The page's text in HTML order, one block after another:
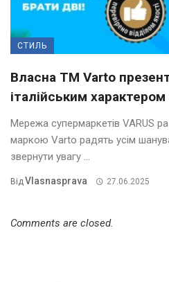
СТИЛЬ
Власна ТМ Varto
італійським
Мережа супермаркетів VARUS
маркою Varto радять усім
звернути увагу ...
ВідVlasnasprava 27.06.2025
Comments are closed.